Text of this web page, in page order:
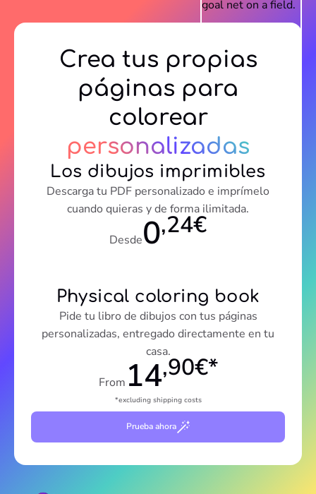
Crea tus propias
páginas para
colorear
personalizadas
Los dibujos imprimibles
Descarga tu PDF personalizado e imprímelo
cuando quieras y de forma ilimitada.
Desde0,24€
Physical coloring book
Pide tu libro de dibujos con tus páginas
personalizadas, entregado directamente en tu
casa.
From 14,90€*
*excluding shipping costs
Prueba ahora